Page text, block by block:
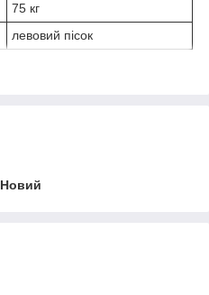
75 кг
левовий пісок
Новий